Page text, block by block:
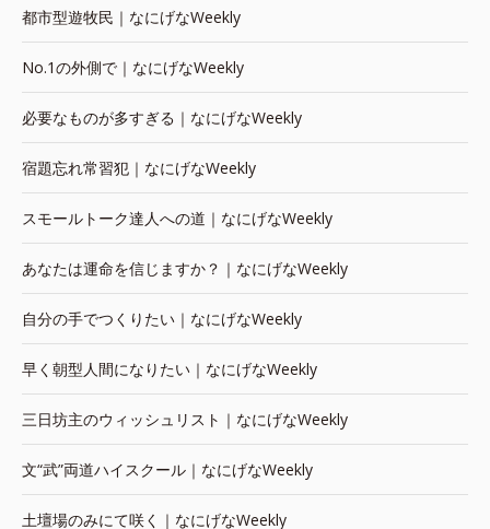
都市型遊牧民｜なにげなWeekly
No.1の外側で｜なにげなWeekly
必要なものが多すぎる｜なにげなWeekly
宿題忘れ常習犯｜なにげなWeekly
スモールトーク達人への道｜なにげなWeekly
あなたは運命を信じますか？｜なにげなWeekly
自分の手でつくりたい｜なにげなWeekly
早く朝型人間になりたい｜なにげなWeekly
三日坊主のウィッシュリスト｜なにげなWeekly
文“武”両道ハイスクール｜なにげなWeekly
土壇場のみにて咲く｜なにげなWeekly